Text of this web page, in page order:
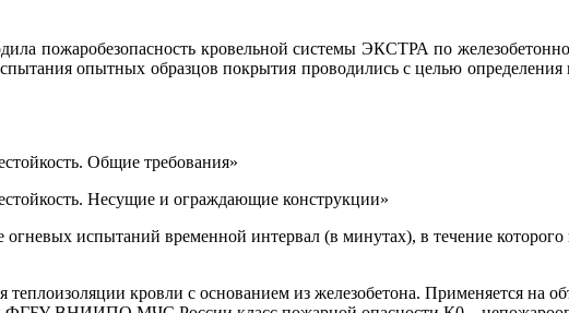
пожаробезопасность кровельной системы ЭКСТРА по
опытных образцов покрытия проводились с целью определения
Общие требования»
Несущие и ограждающие конструкции»
испытаний временной интервал (в минутах), в течение
кровли с основанием из железобетона. Применяется на